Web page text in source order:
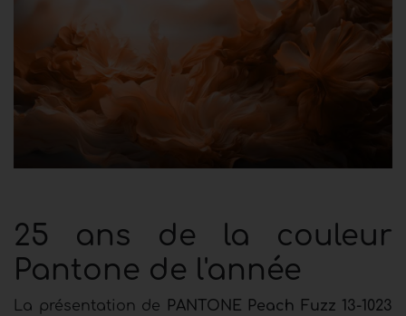
25 ans de la couleur
Pantone de l'année
La présentation de
PANTONE Peach Fuzz 13-1023